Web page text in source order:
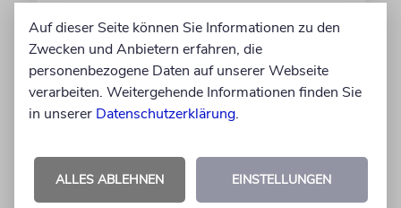
Theodor Herzls Jugend, wurden von Serbien
nach Israel überführt und auf dem Herzlberg
beigesetzt
Auf dieser Seite können Sie Informationen zu den
Zwecken und Anbietern erfahren, die
personenbezogene Daten auf unserer Webseite
verarbeiten. Weitergehende Informationen finden Sie
in unserer Datenschutzerklärung.
ALLES ABLEHNEN EINSTELLUNGEN